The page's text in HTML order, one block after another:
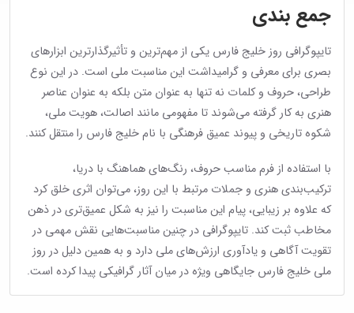
جمع بندی
تایپوگرافی روز خلیج فارس یکی از مهم‌ترین و تأثیرگذارترین ابزارهای
بصری برای معرفی و گرامیداشت این مناسبت ملی است. در این نوع
طراحی، حروف و کلمات نه تنها به عنوان متن بلکه به عنوان عناصر
هنری به کار گرفته می‌شوند تا مفهومی مانند اصالت، هویت ملی،
شکوه تاریخی و پیوند عمیق فرهنگی با نام خلیج فارس را منتقل کنند.
با استفاده از فرم مناسب حروف، رنگ‌های هماهنگ با دریا،
ترکیب‌بندی هنری و جملات مرتبط با این روز، می‌توان اثری خلق کرد
که علاوه بر زیبایی، پیام این مناسبت را نیز به شکل عمیق‌تری در ذهن
مخاطب ثبت کند. تایپوگرافی در چنین مناسبت‌هایی نقش مهمی در
تقویت آگاهی و یادآوری ارزش‌های ملی دارد و به همین دلیل در روز
ملی خلیج فارس جایگاهی ویژه در میان آثار گرافیکی پیدا کرده است.